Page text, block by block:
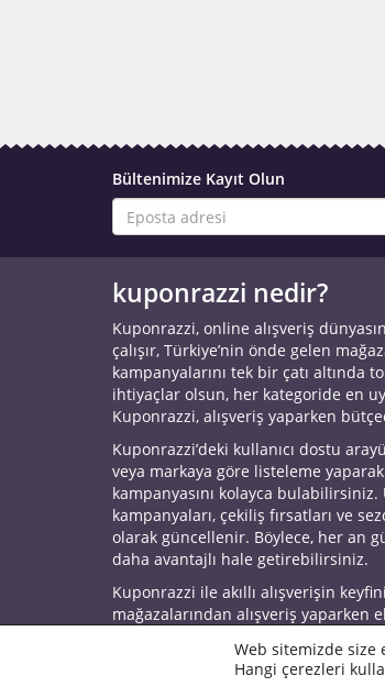
Bültenimize Kayıt Olun
kuponrazzi nedir?
Kuponrazzi, online alışveriş
çalışır, Türkiye’nin önde gelen
kampanyalarını tek bir çatı
ihtiyaçlar olsun, her kategoride en
Kuponrazzi, alışveriş yaparken
Kuponrazzi’deki kullanıcı dostu
veya markaya göre listeleme
kampanyasını kolayca
kampanyaları, çekiliş fırsatları ve
olarak güncellenir. Böylece, her an
daha avantajlı hale getirebilirsiniz.
Kuponrazzi ile akıllı alışverişin
mağazalarından alışveriş yaparken
© 2026 KuponrazziWeb sitemizde size
Hangi çerezleri